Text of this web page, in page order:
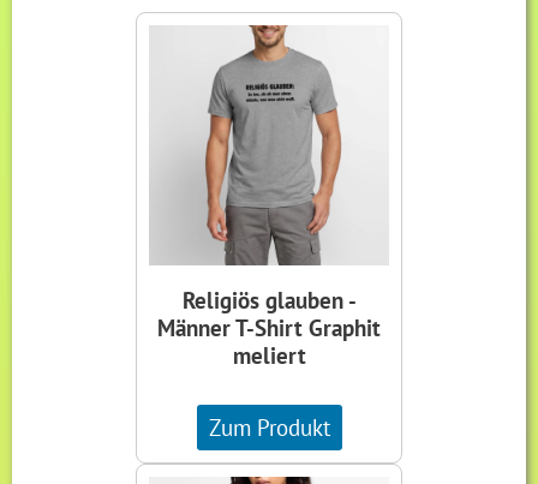
Religiös glauben -
Männer T-Shirt Graphit
meliert
Zum Produkt